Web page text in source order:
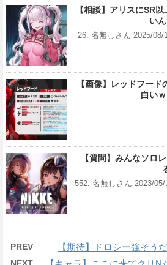
【相談】アリスにSR
い
26: 名無しさん 2025/08/
【画像】レッドフー
白い
【質問】みんなソロ
552: 名無しさん 2023/
PREV 【期待】ドロシー強そう